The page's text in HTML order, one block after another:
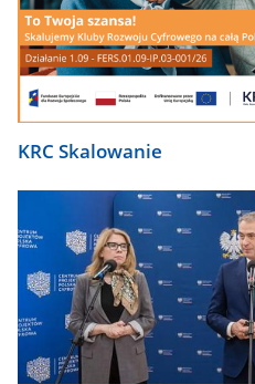
KRC Skalowanie